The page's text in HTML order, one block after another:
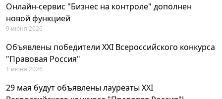
Онлайн-сервис "Бизнес на контроле" дополнен
новой функцией
9 июня 2026
Объявлены победители XXI Всероссийского конкурса
"Правовая Россия"
1 июня 2026
29 мая будут объявлены лауреаты XXI